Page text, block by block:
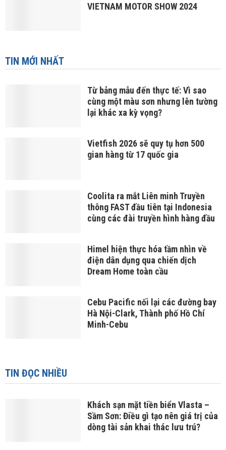
VIETNAM MOTOR SHOW 2024
TIN MỚI NHẤT
Từ bảng mẫu đến thực tế: Vì sao
cùng một màu sơn nhưng lên tường
lại khác xa kỳ vọng?
Vietfish 2026 sẽ quy tụ hơn 500
gian hàng từ 17 quốc gia
Coolita ra mắt Liên minh Truyền
thông FAST đầu tiên tại Indonesia
cùng các đài truyền hình hàng đầu
Himel hiện thực hóa tầm nhìn về
điện dân dụng qua chiến dịch
Dream Home toàn cầu
Cebu Pacific nối lại các đường bay
Hà Nội-Clark, Thành phố Hồ Chí
Minh-Cebu
TIN ĐỌC NHIỀU
Khách sạn mặt tiền biển Vlasta –
Sầm Sơn: Điều gì tạo nên giá trị của
dòng tài sản khai thác lưu trú?